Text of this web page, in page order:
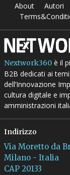
About Autori
Nextwork360è il
B2B dedicati ai
dell’Innovazione
cultura digitale e
amministrazioni
Indirizzo
Via Moretto da
Milano - Italia
CAP 20133